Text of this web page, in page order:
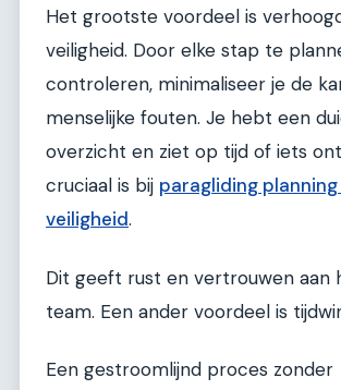
Het grootste voordeel is
veiligheid. Door elke stap te
controleren, minimaliseer je de
menselijke fouten. Je hebt een
overzicht en ziet op tijd of iets
cruciaal is bij paragliding planning
veiligheid.
Dit geeft rust en vertrouwen aan
team. Een ander voordeel is
Een gestroomlijnd proces zonder